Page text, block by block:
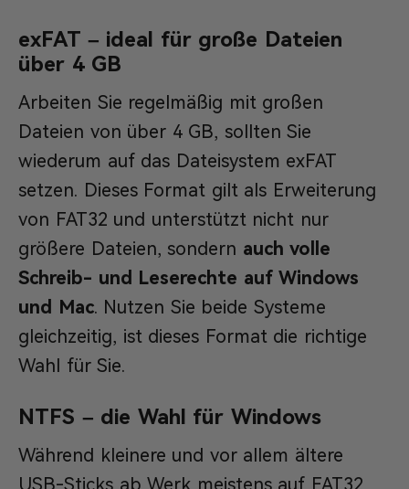
exFAT – ideal für große Dateien
über 4 GB
Arbeiten Sie regelmäßig mit großen
Dateien von über 4 GB, sollten Sie
wiederum auf das Dateisystem exFAT
setzen. Dieses Format gilt als Erweiterung
von FAT32 und unterstützt nicht nur
größere Dateien, sondern auch volle
Schreib- und Leserechte auf Windows
und Mac. Nutzen Sie beide Systeme
gleichzeitig, ist dieses Format die richtige
Wahl für Sie.
NTFS – die Wahl für Windows
Während kleinere und vor allem ältere
USB-Sticks ab Werk meistens auf FAT32